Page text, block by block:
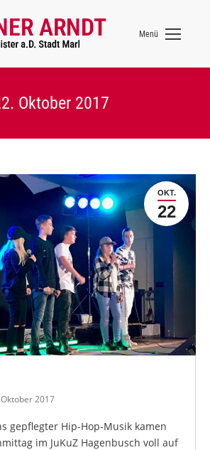
Menü
Oktober 2017
OKT.
22
2017
gepflegter Hip-Hop-Musik kamen
im JuKuZ Hagenbusch voll auf